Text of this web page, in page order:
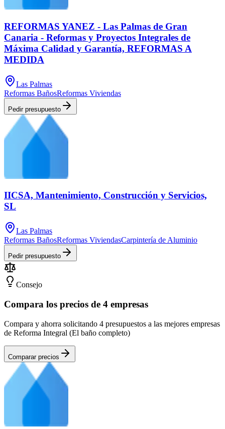
REFORMAS YANEZ - Las Palmas de Gran
Canaria - Reformas y Proyectos Integrales de
Máxima Calidad y Garantía, REFORMAS A
MEDIDA
Las Palmas
Reformas BañosReformas Viviendas
Pedir presupuesto
IICSA, Mantenimiento, Construcción y Servicios,
SL
Las Palmas
Reformas BañosReformas ViviendasCarpintería de Aluminio
Pedir presupuesto
Consejo
Compara los precios de 4 empresas
Compara y ahorra solicitando 4 presupuestos a las mejores empresas
de Reforma Integral (El baño completo)
Comparar precios